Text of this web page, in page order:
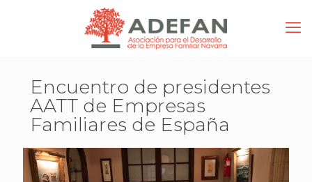
Encuentro de presidentes
AATT de Empresas
Familiares de España